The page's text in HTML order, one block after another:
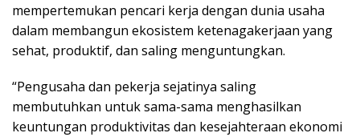
mempertemukan pencari kerja dengan dunia usaha
dalam membangun ekosistem ketenagakerjaan yang
sehat, produktif, dan saling menguntungkan.
“Pengusaha dan pekerja sejatinya saling
membutuhkan untuk sama-sama menghasilkan
keuntungan produktivitas dan kesejahteraan ekonomi